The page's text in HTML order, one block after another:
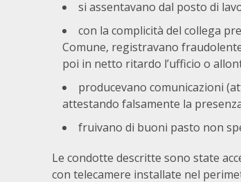
si assentavano dal posto di
con la complicità del collega
Comune, registravano
poi in netto ritardo l’ufficio o
producevano comunicazioni
attestando falsamente la
fruivano di buoni pasto non
Le condotte descritte sono state
con telecamere installate nel